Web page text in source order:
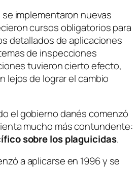
implementaron nuevas
cursos obligatorios para
detallados de aplicaciones
de inspecciones
tuvieron cierto efecto,
lejos de lograr el cambio
el gobierno danés comenzó
mucho más contundente:
sobre los plaguicidas.
a aplicarse en 1996 y se